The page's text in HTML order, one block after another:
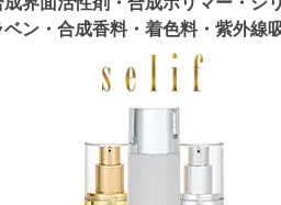
ベン・合成香料・着色料・紫外線